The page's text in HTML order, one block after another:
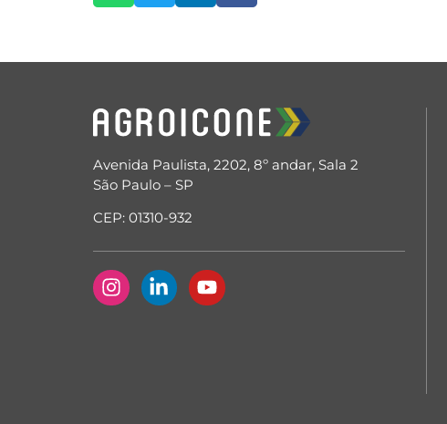
Avenida Paulista, 2202, 8º andar, Sala 2
São Paulo – SP
CEP: 01310-932